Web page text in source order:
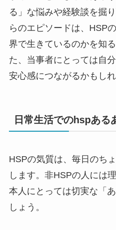
る」な悩みや経験談を掘
らのエピソードは、HSP
界で生きているのかを知
た、当事者にとっては自
安心感につながるかもしれ
日常生活でのhspある
HSPの気質は、毎日のち
します。非HSPの人には
本人にとっては切実な「
しょう。